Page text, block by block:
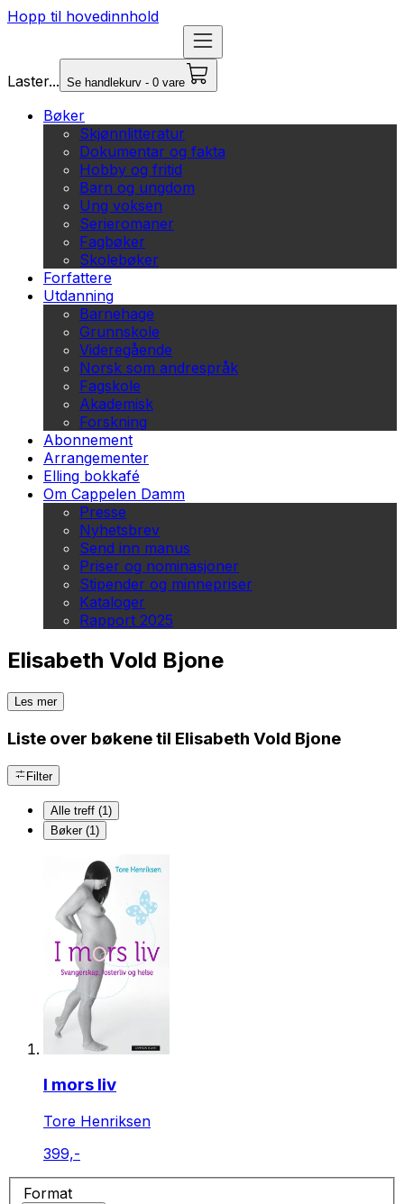
Hopp til hovedinnhold
Laster... Se handlekurv - 0 vare
Bøker
Skjønnlitteratur
Dokumentar og fakta
Hobby og fritid
Barn og ungdom
Ung voksen
Serieromaner
Fagbøker
Skolebøker
Forfattere
Utdanning
Barnehage
Grunnskole
Videregående
Norsk som andrespråk
Fagskole
Akademisk
Forskning
Abonnement
Arrangementer
Elling bokkafé
Om Cappelen Damm
Presse
Nyhetsbrev
Send inn manus
Priser og nominasjoner
Stipender og minnepriser
Kataloger
Rapport 2025
Elisabeth Vold Bjone
Les mer
Liste over bøkene til Elisabeth Vold Bjone
Filter
Alle treff (1)
Bøker (1)
I mors liv
Tore Henriksen
399,-
Format